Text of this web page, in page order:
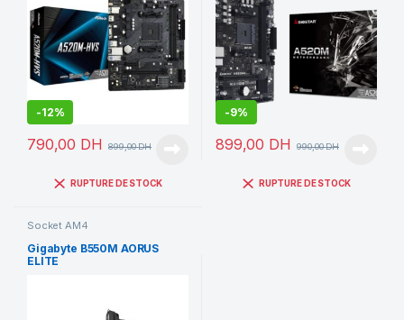
-12%
790,00 DH 899,00DH
RUPTURE DE STOCK
-9%
899,00 DH 990,00DH
RUPTURE DE STOCK
Socket AM4
Gigabyte B550M AORUS
ELITE